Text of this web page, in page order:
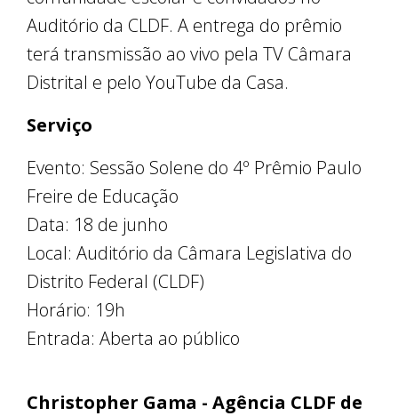
Auditório da CLDF. A entrega do prêmio
terá transmissão ao vivo pela TV Câmara
Distrital e pelo YouTube da Casa.
Serviço
Evento: Sessão Solene do 4º Prêmio Paulo
Freire de Educação
Data: 18 de junho
Local: Auditório da Câmara Legislativa do
Distrito Federal (CLDF)
Horário: 19h
Entrada: Aberta ao público
Christopher Gama - Agência CLDF de